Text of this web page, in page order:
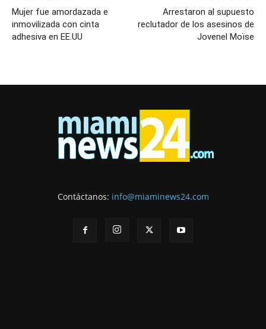
Mujer fue amordazada e
inmovilizada con cinta
adhesiva en EE.UU
Arrestaron al supuesto
reclutador de los asesinos de
Jovenel Moïse
Contáctanos: info@miaminews24.com